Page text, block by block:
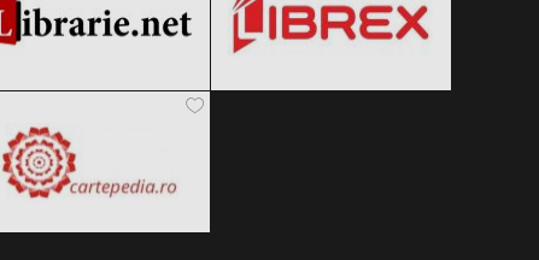
Clic și Vezi Ofertele! Clic și Vezi Ofertele!
Clic și Vezi Ofertele!